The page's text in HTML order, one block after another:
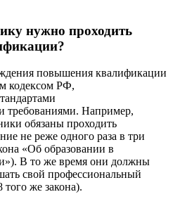
нужно проходить
повышения квалификации
кодексом РФ,
требованиями. Например,
обязаны проходить
не реже одного раза в три
«Об образовании в
В то же время они должны
свой профессиональный
того же закона).